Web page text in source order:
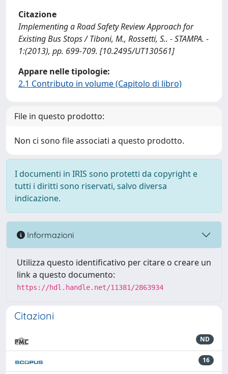
Citazione
Implementing a Road Safety Review Approach for
Existing Bus Stops / Tiboni, M., Rossetti, S.. - STAMPA. -
1:(2013), pp. 699-709. [10.2495/UT130561]
Appare nelle tipologie:
2.1 Contributo in volume (Capitolo di libro)
File in questo prodotto:
Non ci sono file associati a questo prodotto.
I documenti in IRIS sono protetti da copyright e
tutti i diritti sono riservati, salvo diversa
indicazione.
Informazioni
Utilizza questo identificativo per citare o creare un
link a questo documento:
https://hdl.handle.net/11381/2863934
Citazioni
ND
16